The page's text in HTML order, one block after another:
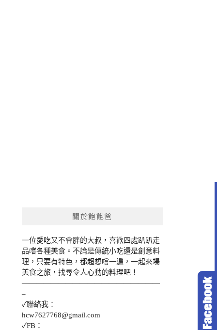
關於飽飽爸
一位愛吃又不會胖的大叔，喜歡四處趴趴走
品嚐各種美食。不論是傳統小吃還是創意料
理，只要有特色，都超想嚐一遍，一起來場
美食之旅，找尋令人心動的料理吧！
———————————————————
–
✓聯絡我：
hcw7627768@gmail.com
✓FB：